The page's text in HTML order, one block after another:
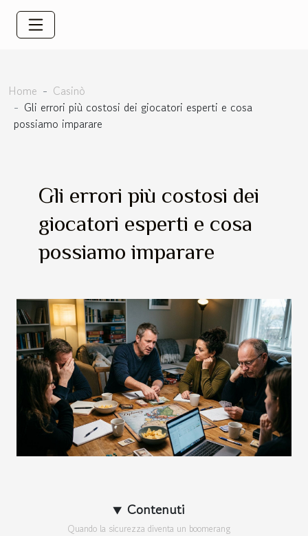
Home
Casinò
Gli errori più costosi dei giocatori esperti e cosa
possiamo imparare
Gli errori più costosi dei
giocatori esperti e cosa
possiamo imparare
Contenuti
Quando la sicurezza diventa un boomerang